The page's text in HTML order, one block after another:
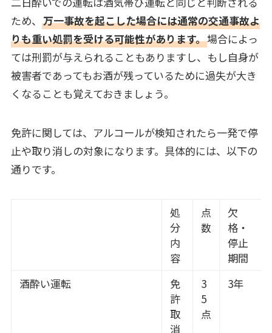
ため、 万一事故を起こした場合には通常の交通事故よ
りも重い処罰を受ける可能性があります。場合によっ
ては刑罰が与えられることもありますし、もし自身が
被害者であってもお酒が残っているために過失が大き
くなることも覚えておきましょう。
免許に関しては、アルコールが検知されたら一発で停
止や取り消しの対象になります。具体的には、以下の
通りです。
処
分
内
容
点
数
欠
格・
停止
期間
酒酔い運転
免
許
取
消
3
5
点
3年